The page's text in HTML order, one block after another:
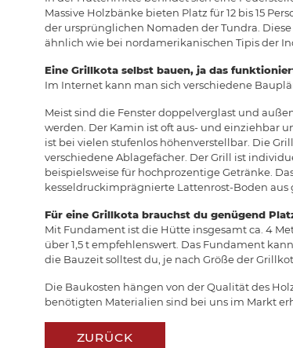
Massive Holzbänke bieten Platz für 12 bis 15
der ursprünglichen Nomaden der Tundra.
ähnlich wie bei nordamerikanischen Tipis der
Eine Grillkota selbst bauen, ja das
Im Internet kann man sich verschiedene
Meist sind die Fenster doppelverglast und
werden. Der Kamin ist oft aus- und einziehbar
ist bei vielen stufenlos höhenverstellbar. Die
verschiedene Ablagefächer. Der Grill ist
beispielsweise für hochprozentige Getränke.
kesseldruckimprägnierte Lattenrost-Boden
Für eine Grillkota brauchst du genügend
Mit Fundament ist die Hütte insgesamt ca. 4
über 1,5 t empfehlenswert. Das Fundament
die Bauzeit solltest du, je nach Größe der
Die Baukosten hängen von der Qualität des
benötigten Materialien sind bei uns im Markt
ZURÜCK